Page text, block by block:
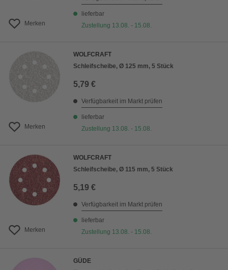
Merken
lieferbar
Zustellung 13.08. - 15.08.
Merken
WOLFCRAFT
Schleifscheibe, Ø 125 mm, 5 Stück
5,79 €
Verfügbarkeit im Markt prüfen
lieferbar
Zustellung 13.08. - 15.08.
Merken
WOLFCRAFT
Schleifscheibe, Ø 115 mm, 5 Stück
5,19 €
Verfügbarkeit im Markt prüfen
lieferbar
Zustellung 13.08. - 15.08.
GÜDE